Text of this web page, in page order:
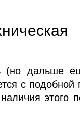
(но дальше
с
этого